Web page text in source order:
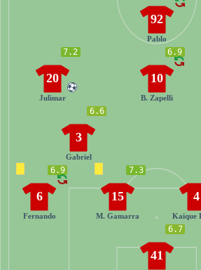
6.7
41
6.9
6
Fernando
7.3
15
M. Gamarra
4
Kaique
6.6
3
Gabriel
7.2
20
Julimar
6.9
10
B. Zapelli
92
Pablo